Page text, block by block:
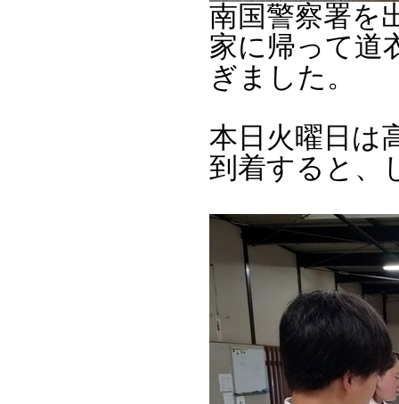
南国警察署を
家に帰って道
ぎました。
本日火曜日は
到着すると、